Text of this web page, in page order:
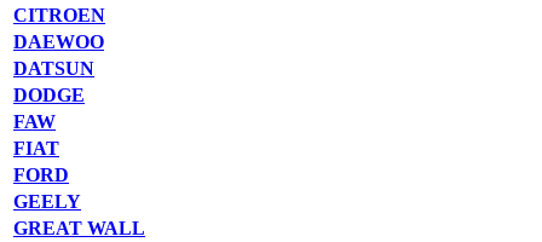
CITROEN
DAEWOO
DATSUN
DODGE
FAW
FIAT
FORD
GEELY
GREAT WALL